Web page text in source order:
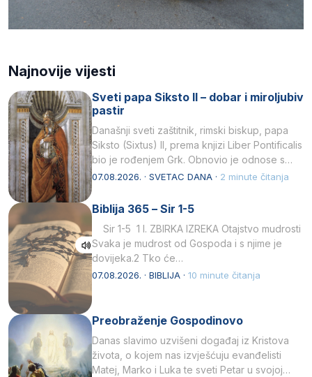
Najnovije vijesti
Sveti papa Siksto II – dobar i miroljubiv
pastir
Današnji sveti zaštitnik, rimski biskup, papa
Siksto (Sixtus) II, prema knjizi Liber Pontificalis
bio je rođenjem Grk. Obnovio je odnose s
afričkim…
07.08.2026. · SVETAC DANA · 2 minute čitanja
Biblija 365 – Sir 1-5
Sir 1-5 1 I. ZBIRKA IZREKA Otajstvo mudrosti
Svaka je mudrost od Gospoda i s njime je
dovijeka.2 Tko će…
07.08.2026. · BIBLIJA · 10 minute čitanja
Preobraženje Gospodinovo
Danas slavimo uzvišeni događaj iz Kristova
života, o kojem nas izvješćuju evanđelisti
Matej, Marko i Luka te sveti Petar u svojoj